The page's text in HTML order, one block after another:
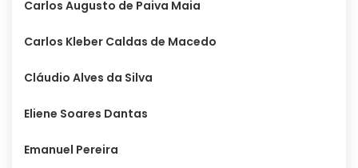
Carlos Augusto de Paiva Maia
Carlos Kleber Caldas de Macedo
Cláudio Alves da Silva
Eliene Soares Dantas
Emanuel Pereira